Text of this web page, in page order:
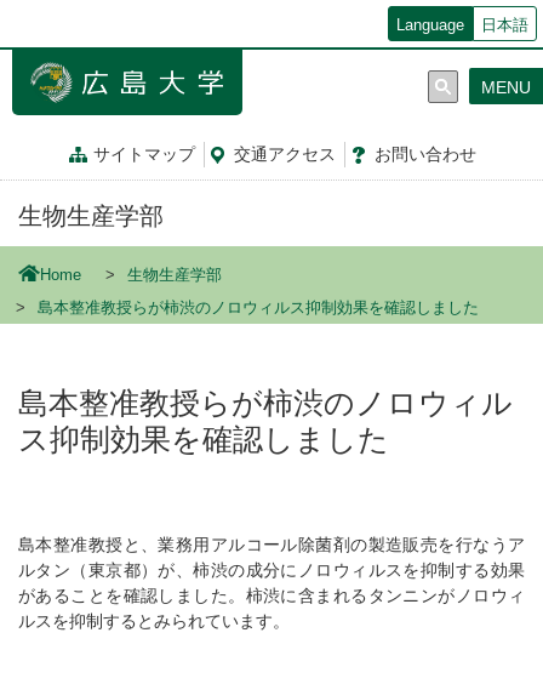
ン
Language 日本語
サイトマップ 交通アクセス お問い合わせ
MENU
生物生産学部
Home
生物生産学部
島本整准教授らが柿渋のノロウィルス抑制効果を確認しました
島本整准教授らが柿渋のノロウィル
ス抑制効果を確認しました
島本整准教授と、業務用アルコール除菌剤の製造販売を行なうア
ルタン（東京都）が、柿渋の成分にノロウィルスを抑制する効果
があることを確認しました。柿渋に含まれるタンニンがノロウィ
ルスを抑制するとみられています。